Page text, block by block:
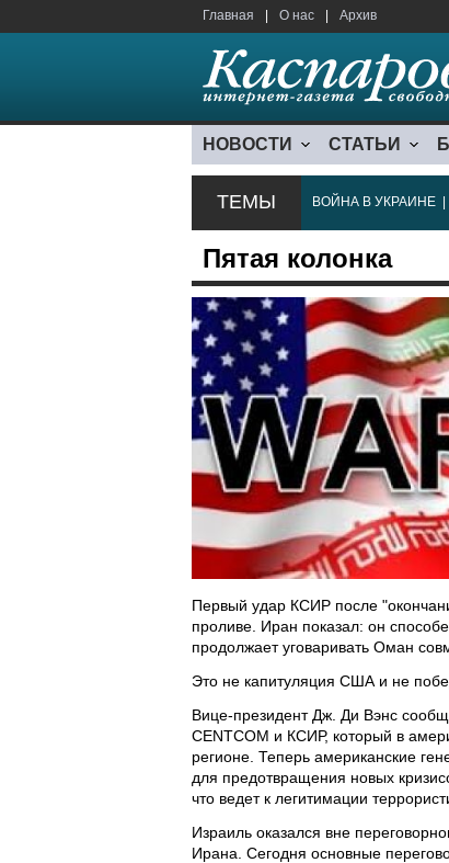
Главная О нас Архив
НОВОСТИ СТАТЬИ
ТЕМЫ ВОЙНА В УКРАИНЕ
Пятая колонка
Первый удар КСИР после
проливе. Иран показал: он
продолжает уговаривать Оман
Это не капитуляция США и не
Вице-президент Дж. Ди Вэнс
CENTCOM и КСИР, который в
регионе. Теперь американские
для предотвращения новых
что ведет к легитимации
Израиль оказался вне
Ирана. Сегодня основные